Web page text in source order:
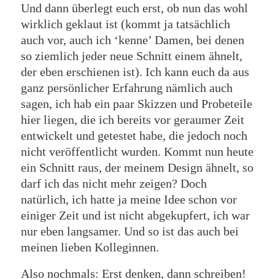
Und dann überlegt euch erst, ob nun das wohl
wirklich geklaut ist (kommt ja tatsächlich
auch vor, auch ich ‘kenne’ Damen, bei denen
so ziemlich jeder neue Schnitt einem ähnelt,
der eben erschienen ist). Ich kann euch da aus
ganz persönlicher Erfahrung nämlich auch
sagen, ich hab ein paar Skizzen und Probeteile
hier liegen, die ich bereits vor geraumer Zeit
entwickelt und getestet habe, die jedoch noch
nicht veröffentlicht wurden. Kommt nun heute
ein Schnitt raus, der meinem Design ähnelt, so
darf ich das nicht mehr zeigen? Doch
natürlich, ich hatte ja meine Idee schon vor
einiger Zeit und ist nicht abgekupfert, ich war
nur eben langsamer. Und so ist das auch bei
meinen lieben Kolleginnen.
Also nochmals: Erst denken, dann schreiben!